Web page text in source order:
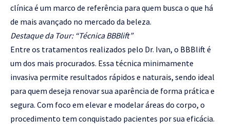
clínica é um marco de referência para quem busca o que há
de mais avançado no mercado da beleza.
Destaque da Tour: “Técnica BBBlift”
Entre os tratamentos realizados pelo Dr. Ivan, o BBBlift é
um dos mais procurados. Essa técnica minimamente
invasiva permite resultados rápidos e naturais, sendo ideal
para quem deseja renovar sua aparência de forma prática e
segura. Com foco em elevar e modelar áreas do corpo, o
procedimento tem conquistado pacientes por sua eficácia.